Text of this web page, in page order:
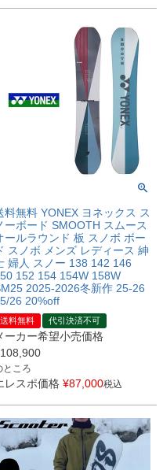
料無料 YONEX ヨネックス ス
ーボード SMOOTH スムース
ールラウンド 板 スノボ ボー
スノボ メンズ レディース 紳
婦人 スノー 138 142 146
152 154 154W 158W
2025-2026冬新作 25-26
26 20%off
送料無料 代引決済不可
ーカー希望小売価格
108,900
ところ
レスポ価格 ¥87,000税込